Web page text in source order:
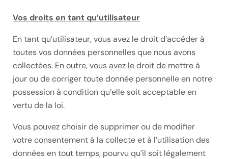
Vos droits en tant qu’utilisateur
En tant qu’utilisateur, vous avez le droit d’accéder à
toutes vos données personnelles que nous avons
collectées. En outre, vous avez le droit de mettre à
jour ou de corriger toute donnée personnelle en notre
possession à condition qu’elle soit acceptable en
vertu de la loi.
Vous pouvez choisir de supprimer ou de modifier
votre consentement à la collecte et à l’utilisation des
données en tout temps, pourvu qu’il soit légalement